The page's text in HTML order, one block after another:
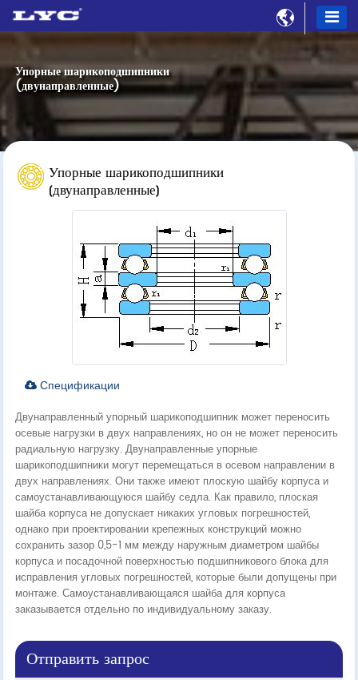

Упорные шарикоподшипники
(двунаправленные)
Упорные шарикоподшипники
(двунаправленные)
Спецификации
Двунаправленный упорный шарикоподшипник может переносить
осевые нагрузки в двух направлениях, но он не может переносить
радиальную нагрузку. Двунаправленные упорные
шарикоподшипники могут перемещаться в осевом направлении в
двух направлениях. Они также имеют плоскую шайбу корпуса и
самоустанавливающуюся шайбу седла. Как правило, плоская
шайба корпуса не допускает никаких угловых погрешностей,
однако при проектировании крепежных конструкций можно
сохранить зазор 0,5-1 мм между наружным диаметром шайбы
корпуса и посадочной поверхностью подшипникового блока для
исправления угловых погрешностей, которые были допущены при
монтаже. Самоустанавливающаяся шайба для корпуса
заказывается отдельно по индивидуальному заказу.
Отправить запрос